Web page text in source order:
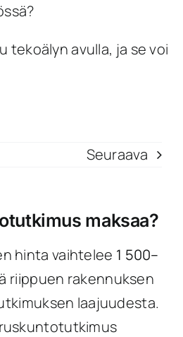
tekoälyn avulla, ja se voi
Seuraava
maksaa?
hinta vaihtelee 1 500–
riippuen rakennuksen
laajuudesta.